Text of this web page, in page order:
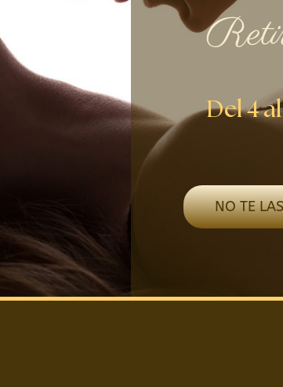
Del 4
NO TE